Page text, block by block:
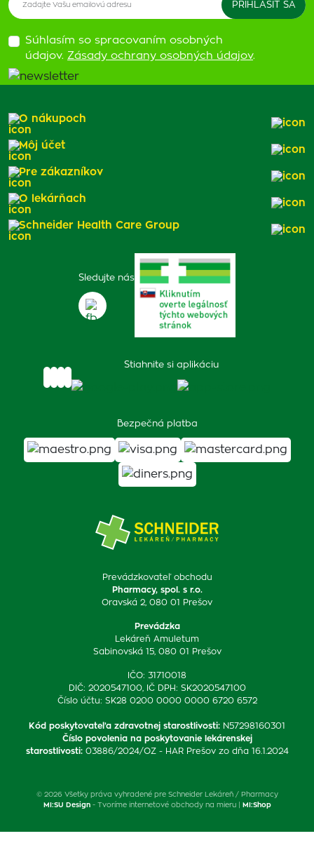
Súhlasím so spracovaním osobných
údajov. Zásady ochrany osobných údajov.
Prevádzkovateľ obchodu
Pharmacy, spol. s r.o.
Oravská 2, 080 01 Prešov
Prevádzka
Lekáreň Amuletum
Sabinovská 15, 080 01 Prešov
IČO: 31710018
DIČ: 2020547100, IČ DPH: SK2020547100
Číslo účtu: SK28 0200 0000 0000 6720 6572
Kód poskytovateľa zdravotnej starostlivosti: N57298160301
Číslo povolenia na poskytovanie lekárenskej
starostlivosti: 03886/2024/OZ - HAR Prešov zo dňa 16.1.2024
Sledujte nás
Stiahnite si aplikáciu
Bezpečná platba
O nákupoch
Môj účet
Pre zákazníkov
O lekárňach
Schneider Health Care Group
© 2026 Všetky práva vyhradené pre Schneider Lekáreň / Pharmacy
MI:SU Design- Tvoríme internetové obchody na mieru | MI:Shop